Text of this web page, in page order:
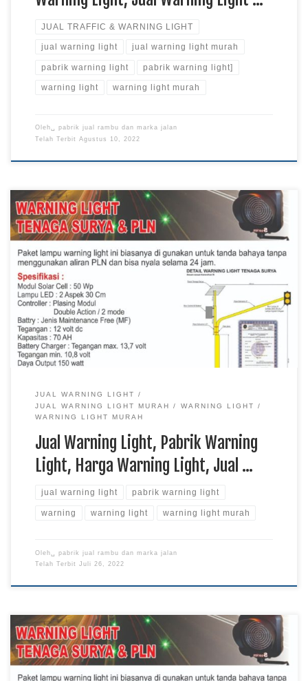
JUAL TRAFFIC & WARNING LIGHT
jual warning light jual warning light murah
pabrik warning light pabrik warning light]
warning light warning light murah
Oleh␣ pabrik jual rambu dan marka jalan
Telah Terbit Agustus 10, 2022
Jual Warning Light, Pabrik Warning Light, Harga Warning
Light, Jual Warning Light Murah
JUAL WARNING LIGHT
JUAL WARNING LIGHT MURAH
WARNING LIGHT
WARNING LIGHT MURAH
Jual Warning Light, Pabrik Warning
Light, Harga Warning Light, Jual …
jual warning light pabrik warning light
warning warning light warning light murah
Oleh␣ pabrik jual rambu dan marka jalan
Telah Terbit Juli 26, 2022